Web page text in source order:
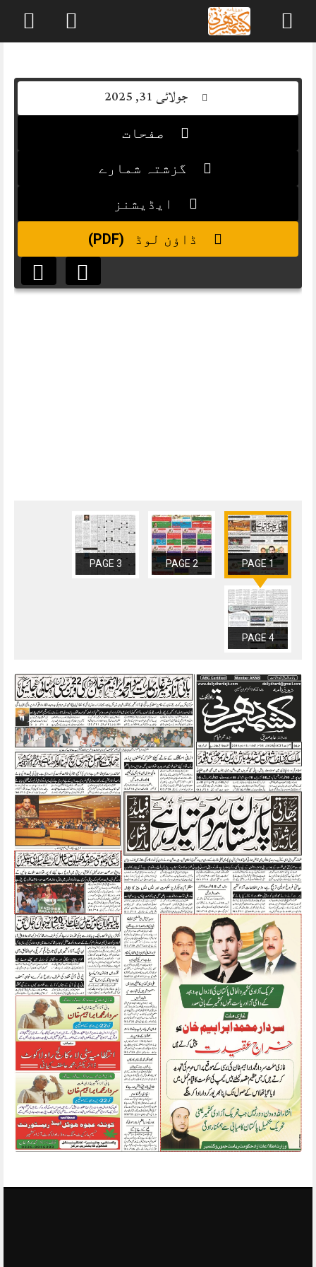
جولائی 31, 2025
صفحات
گزشتہ شمارے
ایڈیشنز
ڈاؤن لوڈ (PDF)
PAGE 1
PAGE 2
PAGE 3
PAGE 4